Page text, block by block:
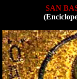
SAN